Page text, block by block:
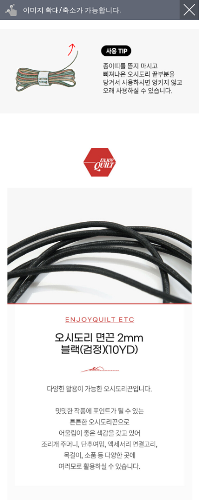
이미지 확대/축소가 가능합니다.